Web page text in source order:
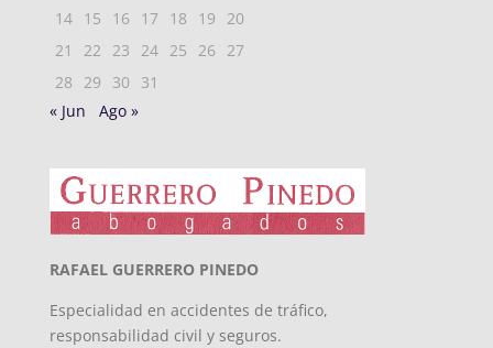
14 15 16 17 18 19
20
21
22 23 24 25 26
27
28
29 30
31
« Jun
Ago »
RAFAEL GUERRERO PINEDO
Especialidad en accidentes de tráfico,
responsabilidad civil y seguros.